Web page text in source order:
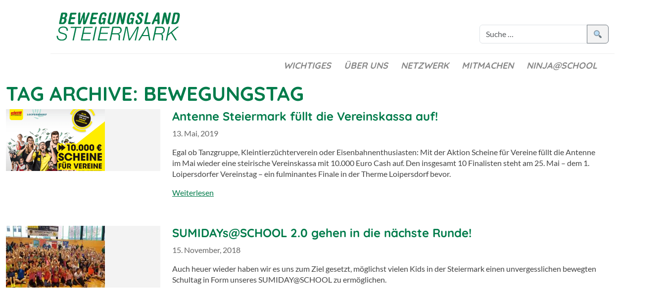
WICHTIGES ÜBER UNS NETZWERK MITMACHEN NINJA@SCHOOL
TAG ARCHIVE: BEWEGUNGSTAG
Antenne Steiermark füllt die Vereinskassa auf!
13. Mai, 2019
Egal ob Tanzgruppe, Kleintierzüchterverein oder Eisenbahnenthusiasten: Mit der Aktion Scheine für Vereine füllt die Antenne
im Mai wieder eine steirische Vereinskassa mit 10.000 Euro Cash auf. Den insgesamt 10 Finalisten steht am 25. Mai – dem 1.
Loipersdorfer Vereinstag – ein fulminantes Finale in der Therme Loipersdorf bevor.
Weiterlesen
SUMIDAYs@SCHOOL 2.0 gehen in die nächste Runde!
15. November, 2018
Auch heuer wieder haben wir es uns zum Ziel gesetzt, möglichst vielen Kids in der Steiermark einen unvergesslichen bewegten
Schultag in Form unseres SUMIDAY@SCHOOL zu ermöglichen.